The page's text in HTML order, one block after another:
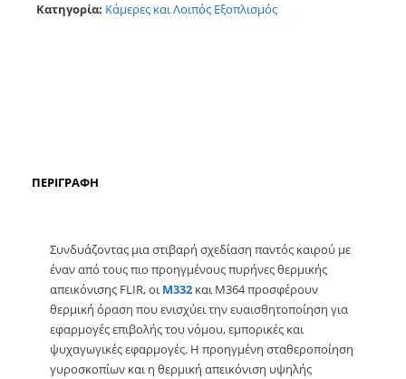
Κατηγορία: Κάμερες και Λοιπός Εξοπλισμός
ΠΕΡΙΓΡΑΦΉ
Συνδυάζοντας μια στιβαρή σχεδίαση παντός καιρού με
έναν από τους πιο προηγμένους πυρήνες θερμικής
απεικόνισης FLIR, οιM332 και M364 προσφέρουν
θερμική όραση που ενισχύει την ευαισθητοποίηση για
εφαρμογές επιβολής του νόμου, εμπορικές και
ψυχαγωγικές εφαρμογές. Η προηγμένη σταθεροποίηση
γυροσκοπίων και η θερμική απεικόνιση υψηλής